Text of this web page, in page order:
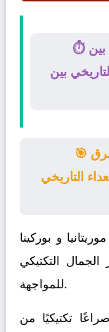
⏱️ تتوج بالانتصار بعد مواجهة ملحمية بين
بين
🎯 تُشعل المنافسة على اللقب بين الفرق
التاريخي
موريتانيا و بوركينا
التكتيكي
للمواجهة.
تكتيكيًا من